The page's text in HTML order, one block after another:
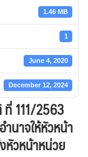
1.46 MB
1
June 4, 2020
December 12, 2024
111/2563
นาจให้หัวหน้า
หัวหน้าหน่วย